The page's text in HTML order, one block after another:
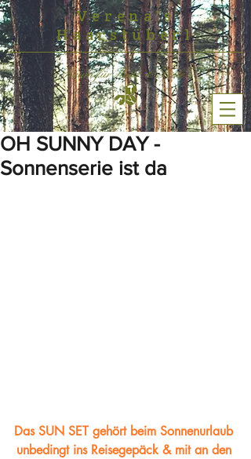
Verena's
Haarstüberl
- Raum für Haar & Seele -
​ ​​ ​OH SUNNY DAY -
Sonnenserie ist da
Das SUN SET gehört beim Sonnenurlaub
unbedingt ins Reisegepäck & mit an den